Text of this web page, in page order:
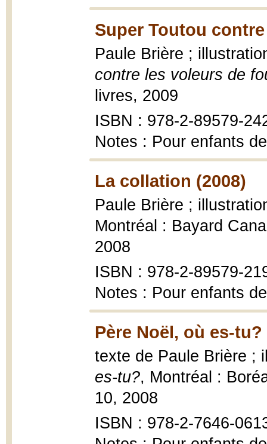
Super Toutou
Paule Brière ;
contre les voleurs de
livres, 2009
ISBN : 978-2-89579-
Notes : Pour enfants
La collation (2008)
Paule Brière ;
Montréal : Bayard
2008
ISBN : 978-2-89579-
Notes : Pour enfants
Père Noël, où es-tu?
texte de Paule Brière ;
es-tu?, Montréal :
10, 2008
ISBN : 978-2-7646-